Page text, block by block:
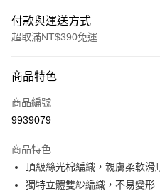
付款與運送方式
超取滿NT$390免運
POYA支付
信用卡一次付款
LINE Pay
Apple Pay
商品特色
商品編號
9939079
商品特色
頂級絲光棉編織，親膚柔軟滑
獨特立體雙紗編織，不易變形